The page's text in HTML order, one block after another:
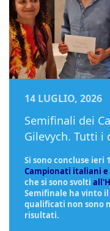
14 LUGLIO, 2026
Semifinali dei
Gilevych. Tutti i
Si sono concluse ieri
Campionati italiani
che si sono svolti
Semifinale ha vinto
qualificati non sono
risultati.